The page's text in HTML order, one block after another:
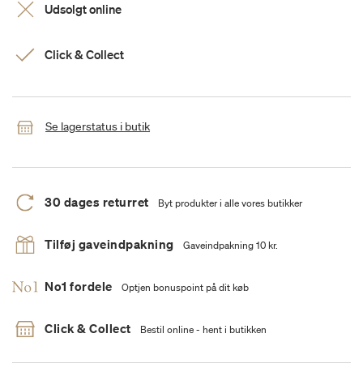
Udsolgt online
Click & Collect
Se lagerstatus i butik
30 dages returret Byt produkter i alle vores butikker
Tilføj gaveindpakning Gaveindpakning 10 kr.
No1 fordele Optjen bonuspoint på dit køb
Click & Collect Bestil online - hent i butikken